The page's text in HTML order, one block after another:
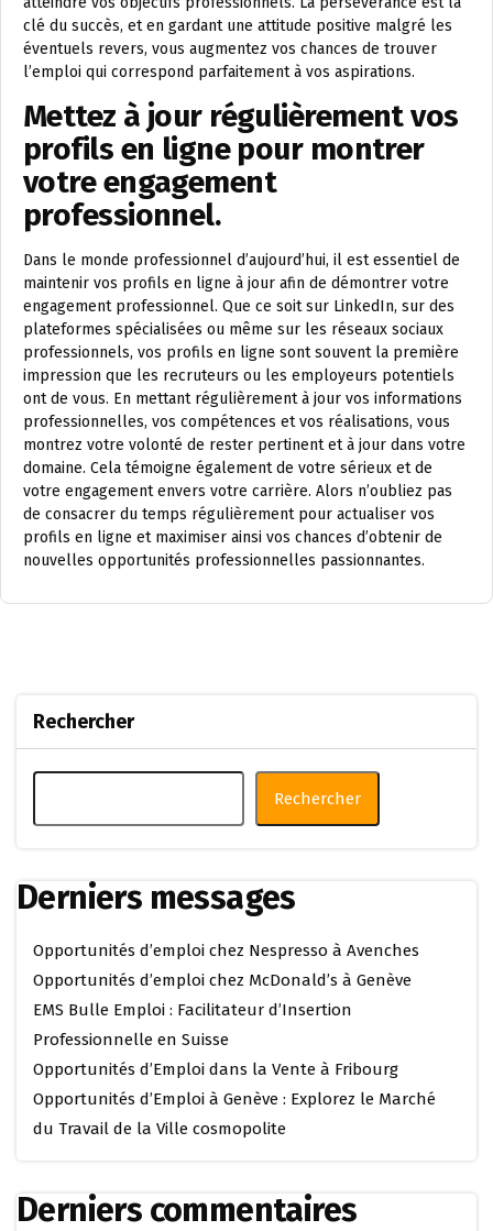
clé du succès, et en gardant une attitude positive malgré les
éventuels revers, vous augmentez vos chances de trouver
l’emploi qui correspond parfaitement à vos aspirations.
Mettez à jour régulièrement vos
profils en ligne pour montrer
votre engagement
professionnel.
Dans le monde professionnel d’aujourd’hui, il est essentiel de
maintenir vos profils en ligne à jour afin de démontrer votre
engagement professionnel. Que ce soit sur LinkedIn, sur des
plateformes spécialisées ou même sur les réseaux sociaux
professionnels, vos profils en ligne sont souvent la première
impression que les recruteurs ou les employeurs potentiels
ont de vous. En mettant régulièrement à jour vos informations
professionnelles, vos compétences et vos réalisations, vous
montrez votre volonté de rester pertinent et à jour dans votre
domaine. Cela témoigne également de votre sérieux et de
votre engagement envers votre carrière. Alors n’oubliez pas
de consacrer du temps régulièrement pour actualiser vos
profils en ligne et maximiser ainsi vos chances d’obtenir de
nouvelles opportunités professionnelles passionnantes.
Rechercher
Rechercher
Derniers messages
Opportunités d’emploi chez Nespresso à Avenches
Opportunités d’emploi chez McDonald’s à Genève
EMS Bulle Emploi : Facilitateur d’Insertion
Professionnelle en Suisse
Opportunités d’Emploi dans la Vente à Fribourg
Opportunités d’Emploi à Genève : Explorez le Marché
du Travail de la Ville cosmopolite
Derniers commentaires